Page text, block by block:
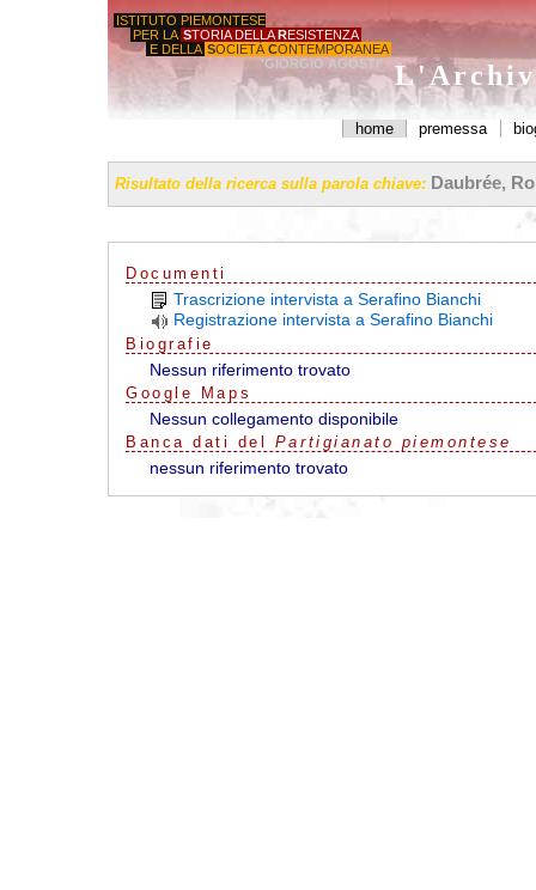
ISTITUTO PIEMONTESE
PER LA STORIA DELLA RESISTENZA
E DELLA SOCIETÀ CONTEMPORANEA
'GIORGIO AGOSTI'
home premessa
Risultato della ricerca sulla parola chiave: Daubrée,
Documenti
Trascrizione intervista a Serafino Bianchi
Registrazione intervista a Serafino Bianchi
Biografie
Nessun riferimento trovato
G oo g e Maps
Nessun collegamento disponibile
Banca dati del Partigianato piemontese
nessun riferimento trovato